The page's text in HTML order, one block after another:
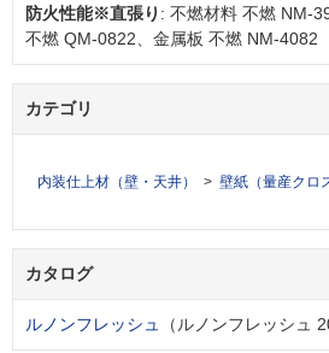
防火性能※直張り : 不燃材料 不燃 NM-
不燃 QM-0822、金属板 不燃 NM-4082
カテゴリ
内装仕上材（壁・天井） 壁紙（量産クロ
カタログ
ルノンフレッシュ （ルノンフレッシュ